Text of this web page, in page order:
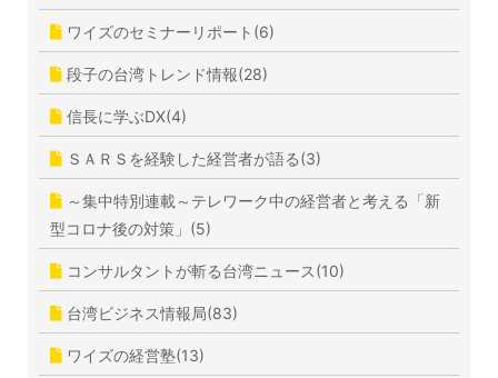
ワイズのセミナーリポート(6)
段子の台湾トレンド情報(28)
信長に学ぶDX(4)
ＳＡＲＳを経験した経営者が語る(3)
～集中特別連載～テレワーク中の経営者と考える「新
型コロナ後の対策」(5)
コンサルタントが斬る台湾ニュース(10)
台湾ビジネス情報局(83)
ワイズの経営塾(13)